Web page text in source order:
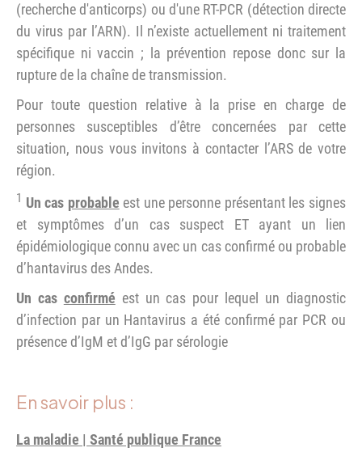
(recherche d'anticorps) ou d'une RT-PCR (détection directe
du virus par l’ARN). Il n’existe actuellement ni traitement
spécifique ni vaccin ; la prévention repose donc sur la
rupture de la chaîne de transmission.
Pour toute question relative à la prise en charge de
personnes susceptibles d’être concernées par cette
situation, nous vous invitons à contacter l’ARS de votre
région.
1 Un cas probable est une personne présentant les signes
et symptômes d’un cas suspect ET ayant un lien
épidémiologique connu avec un cas confirmé ou probable
d’hantavirus des Andes.
Un cas confirmé est un cas pour lequel un diagnostic
d’infection par un Hantavirus a été confirmé par PCR ou
présence d’IgM et d’IgG par sérologie
En savoir plus :
La maladie | Santé publique France